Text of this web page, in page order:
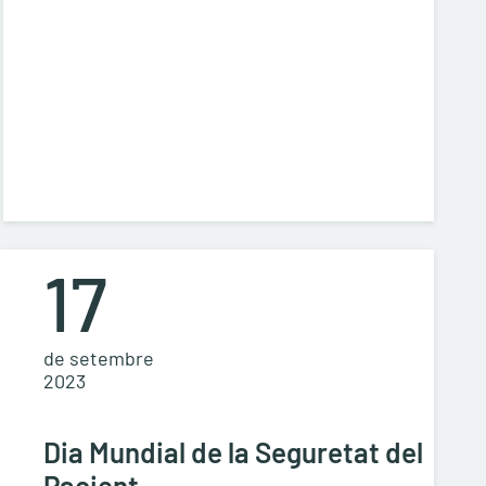
17
de setembre
2023
Dia Mundial de la Seguretat del